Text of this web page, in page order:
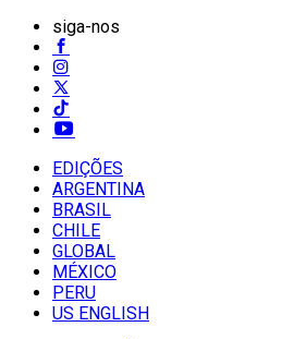
siga-nos
EDIÇÕES
ARGENTINA
BRASIL
CHILE
GLOBAL
MÉXICO
PERU
US ENGLISH